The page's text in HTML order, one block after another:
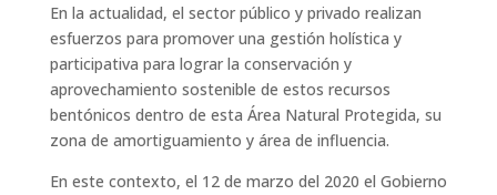
En la actualidad, el sector público y privado realizan
esfuerzos para promover una gestión holística y
participativa para lograr la conservación y
aprovechamiento sostenible de estos recursos
bentónicos dentro de esta Área Natural Protegida, su
zona de amortiguamiento y área de influencia.
En este contexto, el 12 de marzo del 2020 el Gobierno